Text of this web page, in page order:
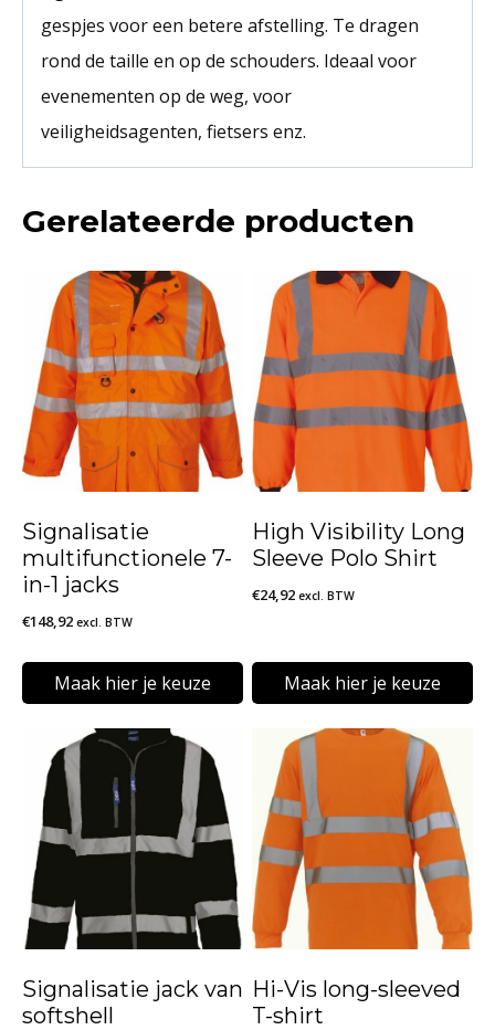
gespjes voor een betere afstelling. Te dragen
rond de taille en op de schouders. Ideaal voor
evenementen op de weg, voor
veiligheidsagenten, fietsers enz.
Gerelateerde producten
Signalisatie
multifunctionele 7-
in-1 jacks
€148,92 excl. BTW
Maak hier je keuze
product
heeft
meerdere
variaties.
Deze
optie
gekozen
High Visibility Long
Sleeve Polo Shirt
€24,92 excl. BTW
Maak hier je keuze
product
heeft
meerdere
variaties.
Deze
optie
gekozen
Signalisatie jack van
softshell
Hi-Vis long-sleeved
T-shirt